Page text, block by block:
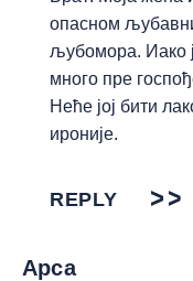
опасном
љубомора. Иако
много пре
Неће јој бити
ироније.
REPLY
Apca